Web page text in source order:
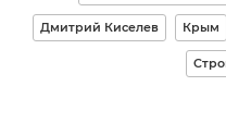
Дмитрий Киселев Крым